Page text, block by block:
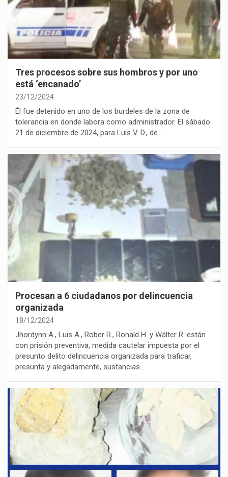
Tres procesos sobre sus hombros y por uno
está ‘encanado’
23/12/2024
Él fue detenido en uno de los burdeles de la zona de
tolerancia en donde labora como administrador. El sábado
21 de diciembre de 2024, para Luis V. D., de…
Procesan a 6 ciudadanos por delincuencia
organizada
18/12/2024
Jhordynn A., Luis A., Rober R., Ronald H. y Wálter R. están
con prisión preventiva, medida cautelar impuesta por el
presunto delito delincuencia organizada para traficar,
presunta y alegadamente, sustancias…